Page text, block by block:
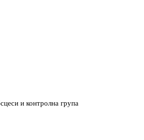
и контролна група